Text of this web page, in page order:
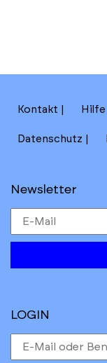
Kontakt Hilfe
Datenschutz
Newsletter
LOGIN